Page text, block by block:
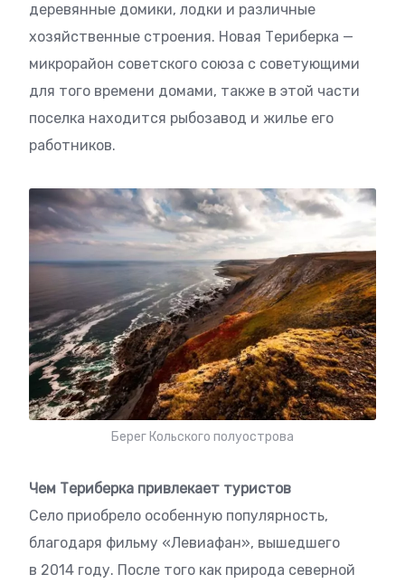
деревянные домики, лодки и различные
хозяйственные строения. Новая Териберка —
микрорайон советского союза с советующими
для того времени домами, также в этой части
поселка находится рыбозавод и жилье его
работников.
Берег Кольского полуострова
Чем Териберка привлекает туристов
Село приобрело особенную популярность,
благодаря фильму «Левиафан», вышедшего
в 2014 году. После того как природа северной